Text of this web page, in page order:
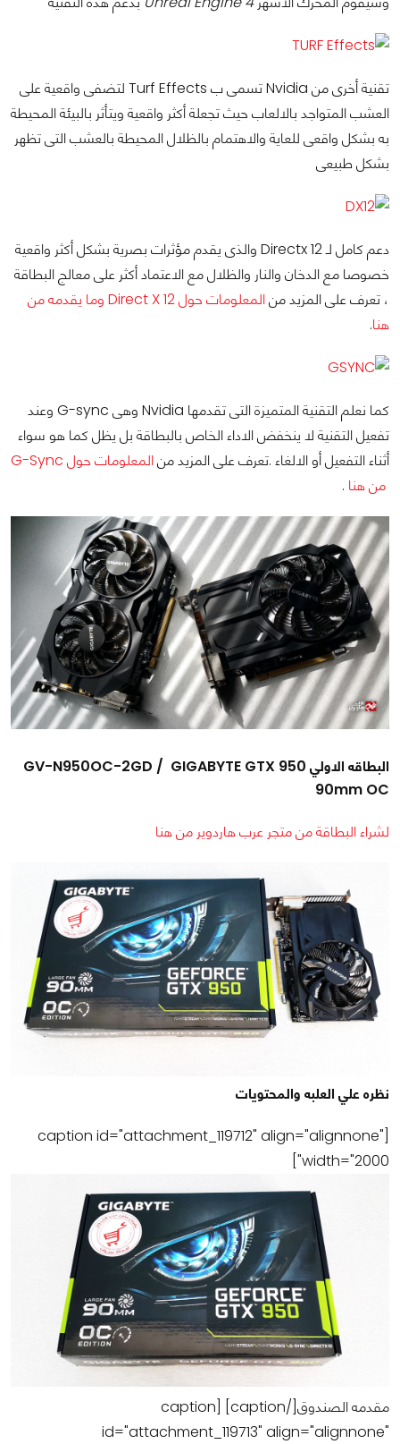
تقنية أخرى من Nvidia تسمى ب Turf Effects لتضفى واقعية على
العشب المتواجد بالالعاب حيث تجعلة أكثر واقعية ويتأثر بالبيئة المحيطة
به بشكل واقعى للعاية والاهتمام بالظلال المحيطة بالعشب التى تظهر
بشكل طبيعى
دعم كامل لـ Directx 12 والذى يقدم مؤثرات بصرية بشكل أكثر واقعية
خصوصا مع الدخان والنار والظلال مع الاعتماد أكثر على معالج البطاقة
، تعرف على المزيد من
المعلومات حول Direct X 12 وما يقدمه من
هنا.
كما نعلم التقنية المتميزة التى تقدمها Nvidia وهى G-sync وعند
تفعيل التقنية لا ينخفض الاداء الخاص بالبطاقة بل يظل كما هو سواء
أثناء التفعيل أو الالغاء .تعرف على المزيد من
المعلومات حول G-Sync
من هنا .
البطاقه الاولي GV-N950OC-2GD / GIGABYTE GTX 950
90mm OC
لشراء البطاقة من متجر عرب هاردوير من هنا
نظره علي العلبه والمحتويات
[caption id="attachment_119712" align="alignnone"
width="2000"]
مقدمه الصندوق[/caption] [caption
id="attachment_119713" align="alignnone"